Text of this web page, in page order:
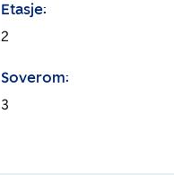
Etasje:
2
Soverom:
3